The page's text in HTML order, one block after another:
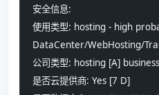
安全信息:
使用类型: hosting - high
DataCenter/WebHosting/
公司类型: hosting [A]
是否云提供商: Yes [7 D]